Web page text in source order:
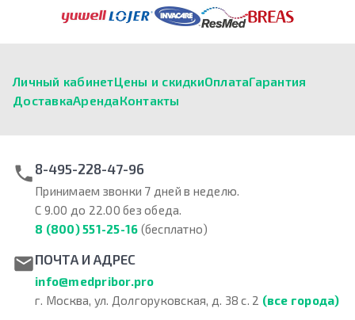
Личный кабинетЦены и скидкиОплатаГарантия
ДоставкаАрендаКонтакты
8-495-228-47-96
Принимаем звонки 7 дней в неделю.
С 9.00 до 22.00 без обеда.
8 (800) 551-25-16 (бесплатно)
ПОЧТА И АДРЕС
info@medpribor.pro
г. Москва, ул. Долгоруковская, д. 38 с. 2 (все города)